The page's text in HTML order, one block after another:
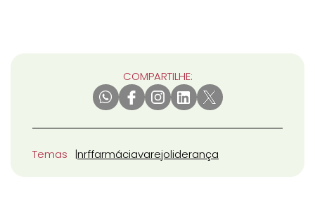
COMPARTILHE:
Temas nrffarmáciavarejoliderança